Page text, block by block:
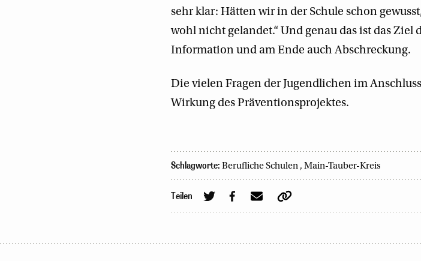
sehr klar: Hätten wir in der Schule schon
wohl nicht gelandet.“ Und genau das ist das Ziel
Information und am Ende auch Abschreckung.
Die vielen Fragen der Jugendlichen im
Wirkung des Präventionsprojektes.
Schlagworte: Berufliche Schulen ,Main-Tauber-Kreis
Teilen